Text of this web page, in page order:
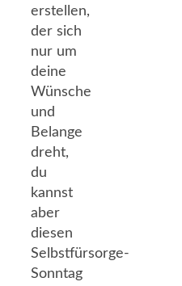
erstellen,
der sich
nur um
deine
Wünsche
und
Belange
dreht,
du
kannst
aber
diesen
Selbstfürsorge-
Sonntag